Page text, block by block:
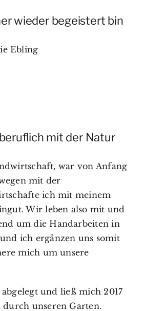
wieder begeistert bin
mit der Natur
war von Anfang
mit der
ich mit meinem
Wir leben also mit und
um die Handarbeiten in
ich ergänzen uns somit
mich um unsere
und ließ mich 2017
unseren Garten.